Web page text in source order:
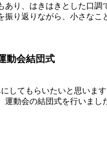
り、はきはきとした口調
り返りながら、小さなこ
動会結団式
してもらいたいと思いま
動会の結団式を行いま